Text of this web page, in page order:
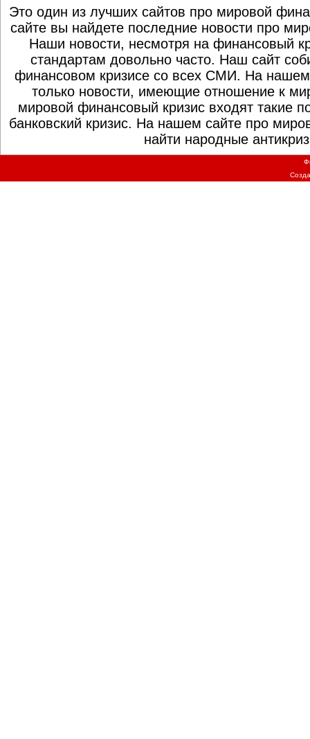
Это один из лучших сайтов про мировой
сайте вы найдете последние новости про
Наши новости, несмотря на финансовый
стандартам довольно часто. Наш сайт
финансовом кризисе со всех СМИ. На нашем
только новости, имеющие отношение к
мировой финансовый кризис входят такие
банковский кризис. На нашем сайте про
найти народные